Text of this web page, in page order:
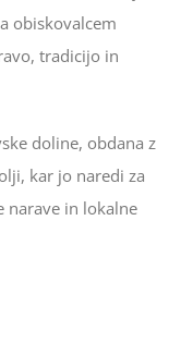
obiskovalcem
tradicijo in
doline, obdana z
kar jo naredi za
narave in lokalne